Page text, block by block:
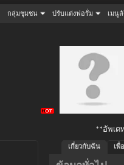
กลุ่มชุมชน ปรับแต่งฟอรั่ม เมนู
**อัพเด
เกี่ยวกับฉัน เพื่